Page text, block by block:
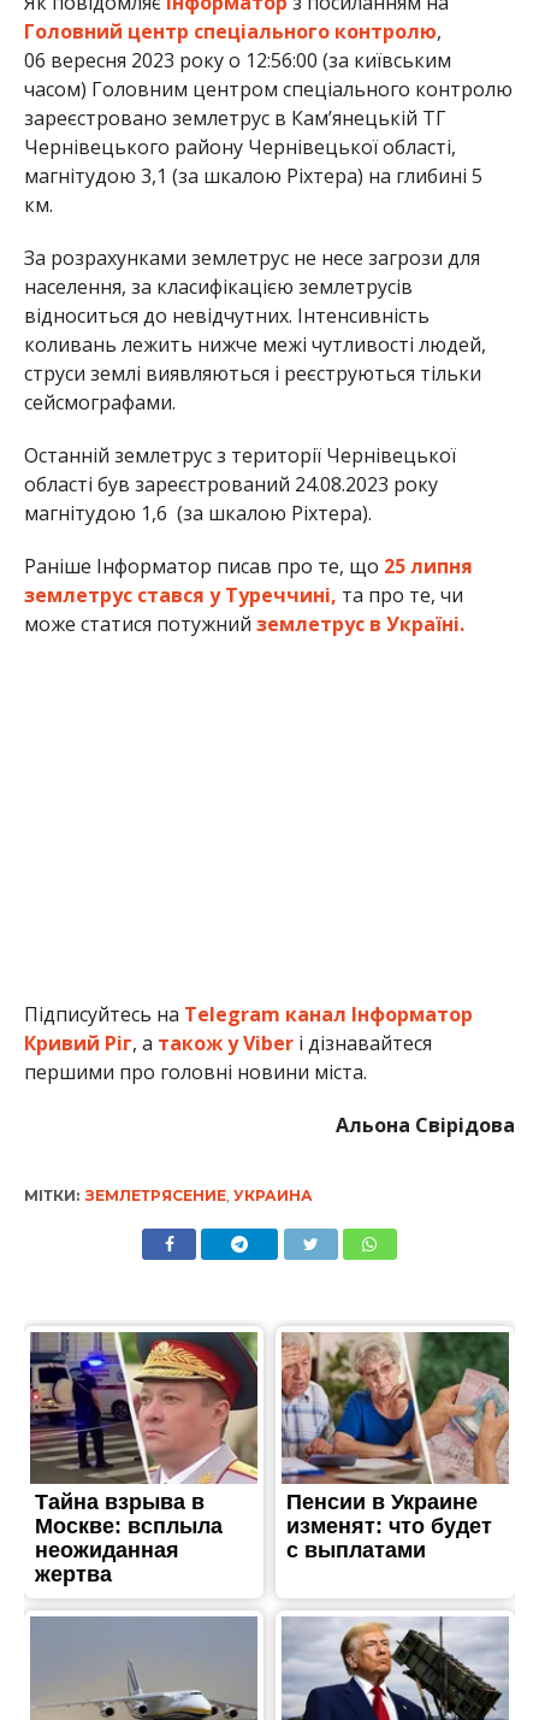
Головний центр спеціального контролю,
06 вересня 2023 року о 12:56:00 (за київським
часом) Головним центром спеціального контролю
зареєстровано землетрус в Кам’янецькій ТГ
Чернівецького району Чернівецької області,
магнітудою 3,1 (за шкалою Ріхтера) на глибині 5
км.
За розрахунками землетрус не несе загрози для
населення, за класифікацією землетрусів
відноситься до невідчутних. Інтенсивність
коливань лежить нижче межі чутливості людей,
струси землі виявляються і реєструються тільки
сейсмографами.
Останній землетрус з території Чернівецької
області був зареєстрований 24.08.2023 року
магнітудою 1,6 (за шкалою Ріхтера).
Раніше Інформатор писав про те, що 25 липня
землетрус стався у Туреччині, та про те, чи
може статися потужний землетрус в Україні.
Підписуйтесь на Telegram канал Інформатор
Кривий Ріг, а також у Viberі дізнавайтеся
першими про головні новини міста.
Альона Свірідова
МІТКИ: ЗЕМЛЕТРЯСЕНИЕ, УКРАИНА